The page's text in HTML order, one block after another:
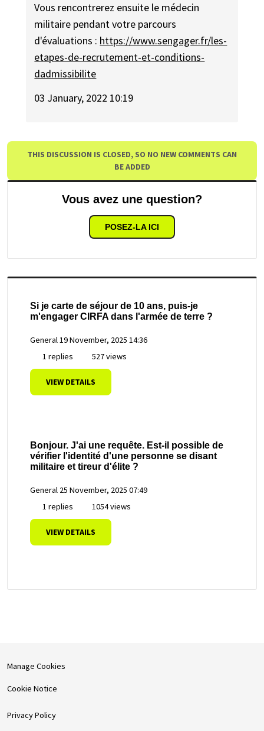
Vous rencontrerez ensuite le médecin
militaire pendant votre parcours
d'évaluations : https://www.sengager.fr/les-
etapes-de-recrutement-et-conditions-
dadmissibilite
03 January, 2022 10:19
THIS DISCUSSION IS CLOSED, SO NO NEW COMMENTS CAN
BE ADDED
Vous avez une question?
POSEZ-LA ICI
Si je carte de séjour de 10 ans, puis-je
m'engager CIRFA dans l'armée de terre ?
General19 November, 2025 14:36
1 replies
527 views
VIEW DETAILS
Bonjour. J'ai une requête. Est-il possible de
vérifier l'identité d'une personne se disant
militaire et tireur d'élite ?
General 25 November, 2025 07:49
1 replies
1054 views
VIEW DETAILS
Manage Cookies
Cookie Notice
Privacy Policy